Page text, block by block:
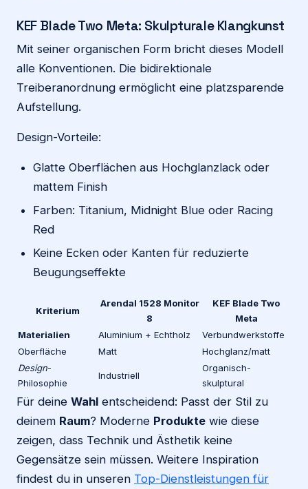
KEF Blade Two Meta: Skulpturale Klangkunst
Mit seiner organischen Form bricht dieses Modell
alle Konventionen. Die bidirektionale
Treiberanordnung ermöglicht eine platzsparende
Aufstellung.
Design-Vorteile:
Glatte Oberflächen aus Hochglanzlack oder
mattem Finish
Farben: Titanium, Midnight Blue oder Racing
Red
Keine Ecken oder Kanten für reduzierte
Beugungseffekte
Kriterium
Arendal 1528 Monitor
8
KEF Blade Two
Meta
Materialien
Aluminium + Echtholz
Verbundwerkstoffe
Oberfläche
Matt
Hochglanz/matt
Design-
Philosophie
Industriell
Organisch-
skulptural
Für deine Wahl entscheidend: Passt der Stil zu
deinem Raum? Moderne Produkte wie diese
zeigen, dass Technik und Ästhetik keine
Gegensätze sein müssen. Weitere Inspiration
findest du in unseren Top-Dienstleistungen für